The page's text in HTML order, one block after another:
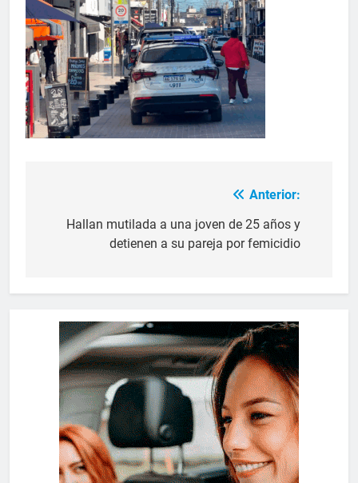
Anterior:
Hallan mutilada a una joven de 25 años y
detienen a su pareja por femicidio